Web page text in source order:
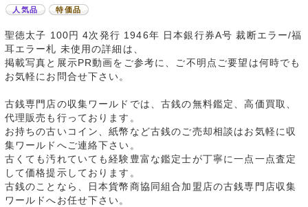
人気品 特価品
聖徳太子 100円 4次発行 1946年 日本銀行券A号 裁断エラー/福
耳エラー札 未使用の詳細は、
掲載写真と展示PR動画をご参考に、ご不明点ご要望は何時でも
お気軽にお問合せ下さい。
古銭専門店の収集ワールドでは、古銭の無料鑑定、高価買取、
代理販売も行っております。
お持ちの古いコイン、紙幣など古銭のご売却相談はお気軽に収
集ワールドへご連絡下さい。
古くても汚れていても経験豊富な鑑定士が丁寧に一点一点査定
して価格提示しております。
古銭のことなら、日本貨幣商協同組合加盟店の古銭専門店収集
ワールドへお任せ下さい。